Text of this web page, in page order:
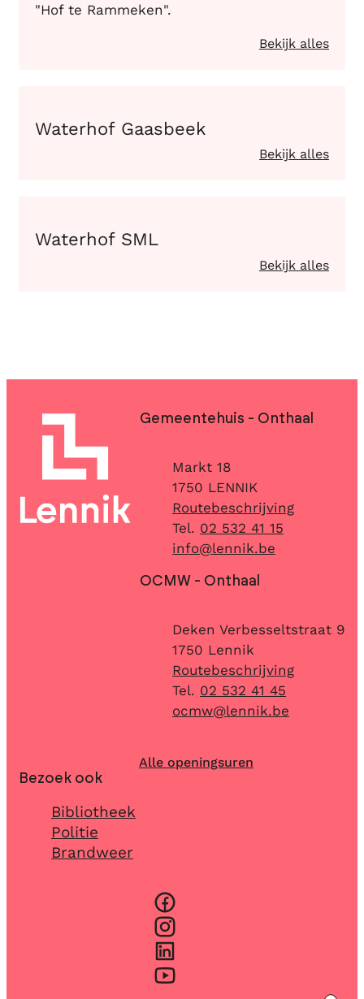
"Hof te Rammeken".
Bekijk alles
Waterhof Gaasbeek
Bekijk alles
Waterhof SML
Bekijk alles
Contact & openingsuren
Gemeentehuis - Onthaal
AdresMarkt 18
,1750 LENNIK
Routebeschrijving
02 532 41 15
E-mailinfo@lennik.be
OCMW - Onthaal
AdresDeken Verbesseltstraat 9
,1750 Lennik
Routebeschrijving
02 532 41 45
E-mailocmw@lennik.be
Alle openingsuren
Bezoek ook
Bibliotheek
Politie
Brandweer